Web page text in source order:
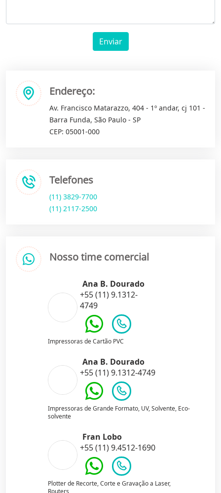
Enviar
Endereço:
Av. Francisco Matarazzo, 404 - 1º andar, cj 101 -
Barra Funda, São Paulo - SP
CEP: 05001-000
Telefones
(11) 3829-7700
(11) 2117-2500
Nosso time comercial
Ana B. Dourado
+55 (11) 9.1312-
4749
Impressoras de Cartão PVC
Ana B. Dourado
+55 (11) 9.1312-4749
Impressoras de Grande Formato, UV, Solvente, Eco-
solvente
Fran Lobo
+55 (11) 9.4512-1690
Plotter de Recorte, Corte e Gravação a Laser,
Routers